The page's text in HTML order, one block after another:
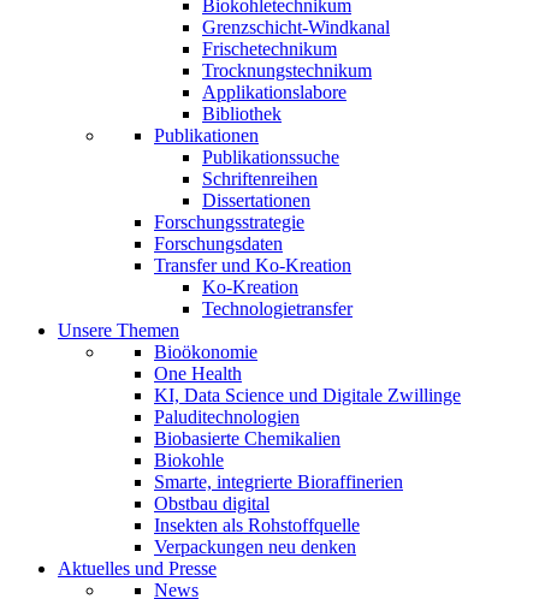
Biokohletechnikum
Grenzschicht-Windkanal
Frischetechnikum
Trocknungstechnikum
Applikationslabore
Bibliothek
Publikationen
Publikationssuche
Schriftenreihen
Dissertationen
Forschungsstrategie
Forschungsdaten
Transfer und Ko-Kreation
Ko-Kreation
Technologietransfer
Unsere Themen
Bioökonomie
One Health
KI, Data Science und Digitale Zwillinge
Paluditechnologien
Biobasierte Chemikalien
Biokohle
Smarte, integrierte Bioraffinerien
Obstbau digital
Insekten als Rohstoffquelle
Verpackungen neu denken
Aktuelles und Presse
News